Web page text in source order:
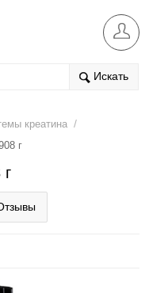
Искать
креатина /
г